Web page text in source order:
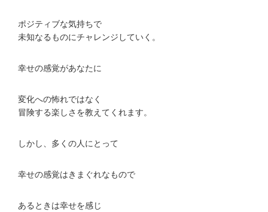
ポジティブな気持ちで
未知なるものにチャレンジしていく。
幸せの感覚があなたに
変化への怖れではなく
冒険する楽しさを教えてくれます。
しかし、多くの人にとって
幸せの感覚はきまぐれなもので
あるときは幸せを感じ